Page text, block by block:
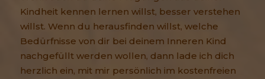
Kindheit kennen lernen willst, besser verstehen
willst. Wenn du herausfinden willst, welche
Bedürfnisse von dir bei deinem Inneren Kind
nachgefüllt werden wollen, dann lade ich dich
herzlich ein, mit mir persönlich im kostenfreien